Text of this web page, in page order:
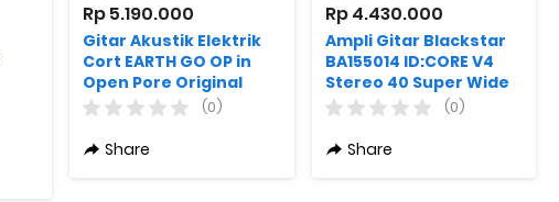
Rp 5.190.000
Gitar Akustik Elektrik
Cort EARTH GO OP in
Open Pore Original
(0)
Share
Rp 4.430.000
Ampli Gitar Blackstar
BA155014 ID:CORE V4
Stereo 40 Super Wide
Stereo 40 Watt STD
(0)
Share